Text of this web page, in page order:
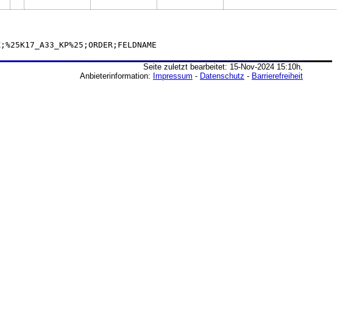
Seite zuletzt bearbeitet: 15-Nov-2024 15:10h,
Anbieterinformation: Impressum - Datenschutz - Barrierefreiheit